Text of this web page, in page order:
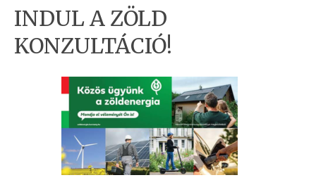
INDUL A ZÖLD
KONZULTÁCIÓ!